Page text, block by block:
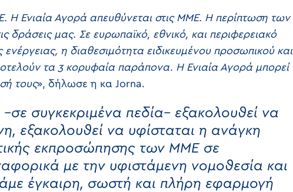
Η Ενιαία Αγορά απευθύνεται στις ΜΜΕ. Η περίπτωση των
δράσεις μας. Σε ευρωπαϊκό, εθνικό, και περιφερειακό
η διαθεσιμότητα ειδικευμένου προσωπικού και
τα 3 κορυφαία παράπονα. Η Ενιαία Αγορά μπορεί
τους», δήλωσε η κα Jorna.
συγκεκριμένα πεδία– εξακολουθεί να
εξακολουθεί να υφίσταται η ανάγκη
εκπροσώπησης των ΜΜΕ σε
με την υφιστάμενη νομοθεσία και
έγκαιρη, σωστή και πλήρη εφαρμογή